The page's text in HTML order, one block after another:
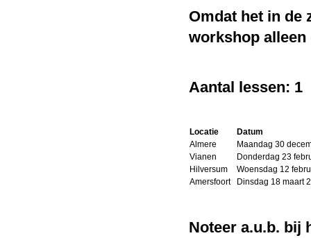
Omdat het in de
workshop
Aantal lessen: 1
Locatie
Datum
Almere
Maandag 30
Vianen
Donderdag 23
Hilversum
Woensdag 12
Amersfoort
Dinsdag 18 maart
Noteer a.u.b. bij